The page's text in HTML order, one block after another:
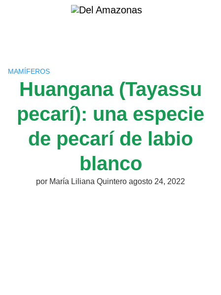
MAMÍFEROS
Huangana (Tayassu
pecarí): una especie
de pecarí de labio
blanco
por María Liliana Quintero agosto 24, 2022